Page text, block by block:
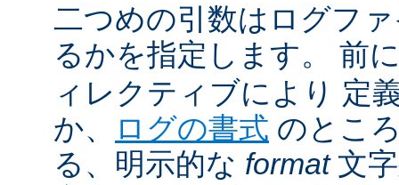
二つめの引数はログフ
るかを指定します。 前
ィレクティブにより 定
か、
ログの書式 のとこ
る、明示的な format文